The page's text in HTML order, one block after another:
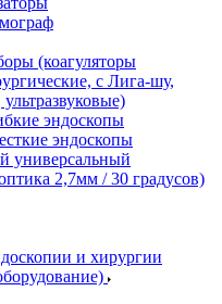
(коагуляторы
с Лига-шу,
эндоскопы
эндоскопы
универсальный
2,7мм / 30 градусов)
и хирургии